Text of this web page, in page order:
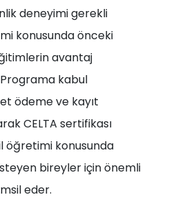
deneyimi gerekli
konusunda önceki
avantaj
kabul
ödeme ve kayıt
CELTA sertifikası
öğretimi konusunda
bireyler için önemli
eder.